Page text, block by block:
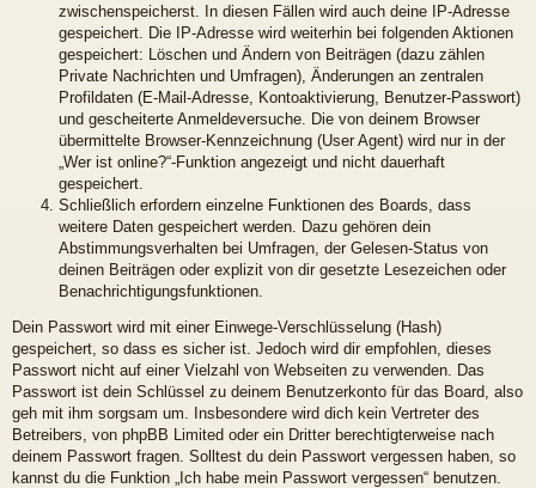
zwischenspeicherst. In diesen Fällen wird auch deine IP-Adresse
gespeichert. Die IP-Adresse wird weiterhin bei folgenden Aktionen
gespeichert: Löschen und Ändern von Beiträgen (dazu zählen
Private Nachrichten und Umfragen), Änderungen an zentralen
Profildaten (E-Mail-Adresse, Kontoaktivierung, Benutzer-Passwort)
und gescheiterte Anmeldeversuche. Die von deinem Browser
übermittelte Browser-Kennzeichnung (User Agent) wird nur in der
„Wer ist online?“-Funktion angezeigt und nicht dauerhaft
gespeichert.
Schließlich erfordern einzelne Funktionen des Boards, dass
weitere Daten gespeichert werden. Dazu gehören dein
Abstimmungsverhalten bei Umfragen, der Gelesen-Status von
deinen Beiträgen oder explizit von dir gesetzte Lesezeichen oder
Benachrichtigungsfunktionen.
Dein Passwort wird mit einer Einwege-Verschlüsselung (Hash)
gespeichert, so dass es sicher ist. Jedoch wird dir empfohlen, dieses
Passwort nicht auf einer Vielzahl von Webseiten zu verwenden. Das
Passwort ist dein Schlüssel zu deinem Benutzerkonto für das Board, also
geh mit ihm sorgsam um. Insbesondere wird dich kein Vertreter des
Betreibers, von phpBB Limited oder ein Dritter berechtigterweise nach
deinem Passwort fragen. Solltest du dein Passwort vergessen haben, so
kannst du die Funktion „Ich habe mein Passwort vergessen“ benutzen.